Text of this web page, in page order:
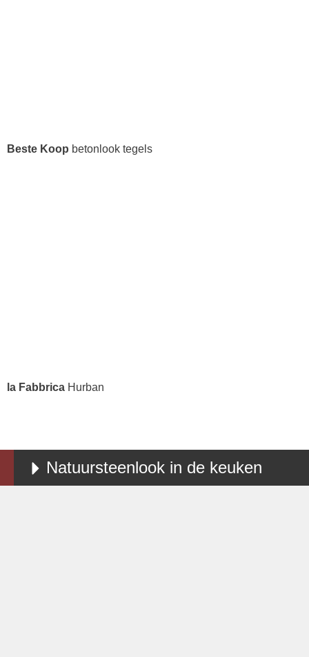
Beste Koop betonlook tegels
la Fabbrica Hurban
Natuursteenlook in de keuken